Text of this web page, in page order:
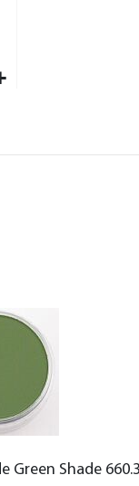
Green Shade 660.3